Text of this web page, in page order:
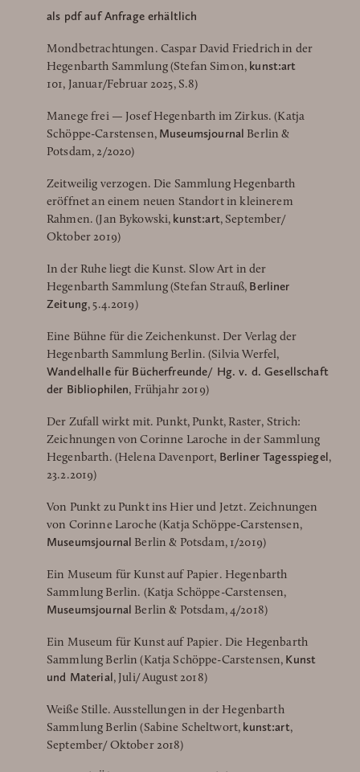
als pdf auf Anfrage erhältlich
Mondbetrachtungen. Caspar David Friedrich in der
Hegenbarth Sammlung (Stefan Simon, kunst:art
101, Januar/Februar 2025, S.8)
Manege frei — Josef Hegenbarth im Zirkus. (Katja
Schöppe-Carstensen, Museumsjournal Berlin &
Potsdam, 2/2020)
Zeitweilig verzogen. Die Sammlung Hegenbarth
eröffnet an einem neuen Standort in kleinerem
Rahmen. (Jan Bykowski, kunst:art, September/
Oktober 2019)
In der Ruhe liegt die Kunst. Slow Art in der
Hegenbarth Sammlung (Stefan Strauß, Berliner
Zeitung, 5.4.2019)
Eine Bühne für die Zeichenkunst. Der Verlag der
Hegenbarth Sammlung Berlin. (Silvia Werfel,
Wandelhalle für Bücherfreunde/ Hg. v. d. Gesellschaft
der Bibliophilen, Frühjahr 2019)
Der Zufall wirkt mit. Punkt, Punkt, Raster, Strich:
Zeichnungen von Corinne Laroche in der Sammlung
Hegenbarth. (Helena Davenport, Berliner Tagesspiegel,
23.2.2019)
Von Punkt zu Punkt ins Hier und Jetzt. Zeichnungen
von Corinne Laroche (Katja Schöppe-Carstensen,
Museumsjournal Berlin & Potsdam, 1/2019)
Ein Museum für Kunst auf Papier. Hegenbarth
Sammlung Berlin. (Katja Schöppe-Carstensen,
Museumsjournal Berlin & Potsdam, 4/2018)
Ein Museum für Kunst auf Papier. Die Hegenbarth
Sammlung Berlin (Katja Schöppe-Carstensen, Kunst
und Material, Juli/ August 2018)
Weiße Stille. Ausstellungen in der Hegenbarth
Sammlung Berlin (Sabine Scheltwort, kunst:art,
September/ Oktober 2018)